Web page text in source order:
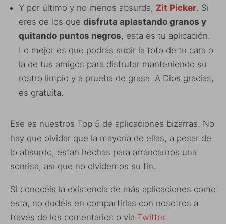
Y por último y no menos absurda, Zit Picker. Si
eres de los que disfruta aplastando granos y
quitando puntos negros, esta es tu aplicación.
Lo mejor es que podrás subir la foto de tu cara o
la de tus amigos para disfrutar manteniendo su
rostro limpio y a prueba de grasa. A Dios gracias,
es gratuita.
Ese es nuestros Top 5 de aplicaciones bizarras. No
hay que olvidar que la mayoría de ellas, a pesar de
lo absurdo, estan hechas para arrancarnos una
sonrisa, así que no olvidemos su fin.
Si conocéis la existencia de más aplicaciones como
esta, no dudéis en compartirlas con nosotros a
través de los comentarios o vía Twitter.